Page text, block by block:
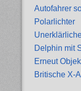
Autofahrer
Polarlichter
Delphin mit
Erneut
Britische X-